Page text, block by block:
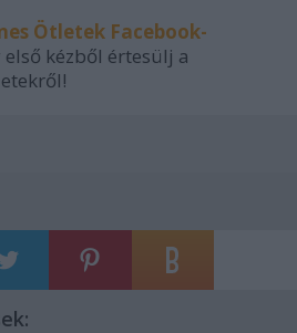
Ötletek Facebook-
első kézből értesülj a